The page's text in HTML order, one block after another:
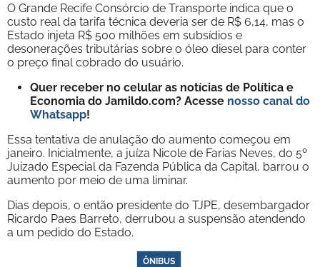
O Grande Recife Consórcio de Transporte indica que o
custo real da tarifa técnica deveria ser de R$ 6,14, mas o
Estado injeta R$ 500 milhões em subsídios e
desonerações tributárias sobre o óleo diesel para conter
o preço final cobrado do usuário.
Quer receber no celular as notícias de Política e
Economia do Jamildo.com? Acesse nosso canal do
Whatsapp!
Essa tentativa de anulação do aumento começou em
janeiro. Inicialmente, a juíza Nicole de Farias Neves, do 5º
Juizado Especial da Fazenda Pública da Capital, barrou o
aumento por meio de uma liminar.
Dias depois, o então presidente do TJPE, desembargador
Ricardo Paes Barreto, derrubou a suspensão atendendo
a um pedido do Estado.
ÔNIBUS